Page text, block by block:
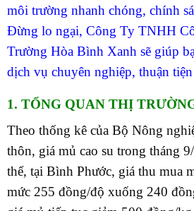
môi trường nhanh chóng, chính
Đừng lo ngại, Công Ty TNHH
Trường Hòa Bình Xanh sẽ giúp
dịch vụ chuyên nghiệp, thuận
1. TỔNG QUAN THỊ
Theo thống kê của Bộ Nông
thôn, giá mủ cao su trong tháng
thể, tại Bình Phước, giá thu mua
mức 255 đồng/độ xuống 240